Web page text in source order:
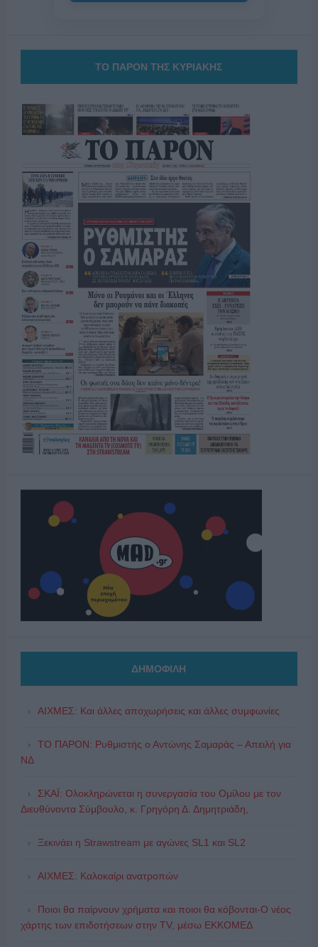
ΤΟ ΠΑΡΟΝ ΤΗΣ ΚΥΡΙΑΚΗΣ
ΔΗΜΟΦΙΛΗ
ΑΙΧΜΕΣ: Και άλλες αποχωρήσεις και άλλες συμφωνίες
ΤΟ ΠΑΡΟΝ: Ρυθμιστής ο Αντώνης Σαμαράς – Απειλή για
ΝΔ
ΣΚΑΪ: Ολοκληρώνεται η συνεργασία του Ομίλου με τον
Διευθύνοντα Σύμβουλο, κ. Γρηγόρη Δ. Δημητριάδη,
Ξεκινάει η Strawstream με αγώνες SL1 και SL2
ΑΙΧΜΕΣ: Καλοκαίρι ανατροπών
Ποιοι θα παίρνουν χρήματα και ποιοι θα κόβονται-Ο νέος
χάρτης των επιδοτήσεων στην TV, μέσω ΕΚΚΟΜΕΔ